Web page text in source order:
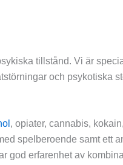
tillstånd. Vi är
och psykotiska
, opiater, cannabis,
spelberoende samt ett
god erfarenhet av